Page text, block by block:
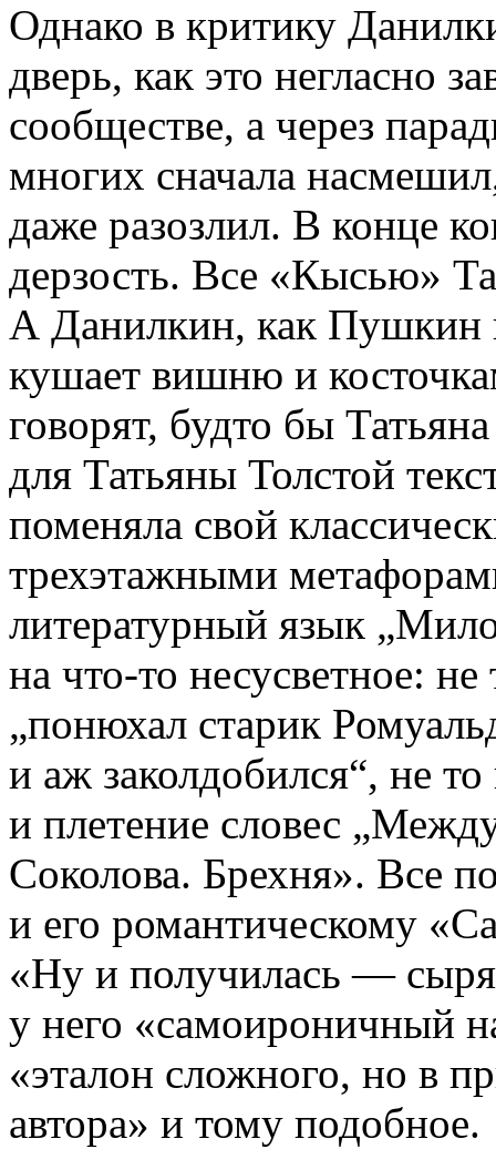
Однако в критику
дверь, как это негласно
сообществе, а через
многих сначала
даже разозлил. В конце
дерзость. Все «Кысью»
А Данилкин, как Пушкин
кушает вишню и
говорят, будто бы
для Татьяны Толстой
поменяла свой
трехэтажными
литературный язык
на что-то несусветное:
„понюхал старик
и аж заколдобился“, не
и плетение словес
Соколова. Брехня». Все
и его романтическому
«Ну и получилась —
у него «самоироничный
«эталон сложного, но в
автора» и тому подобное.